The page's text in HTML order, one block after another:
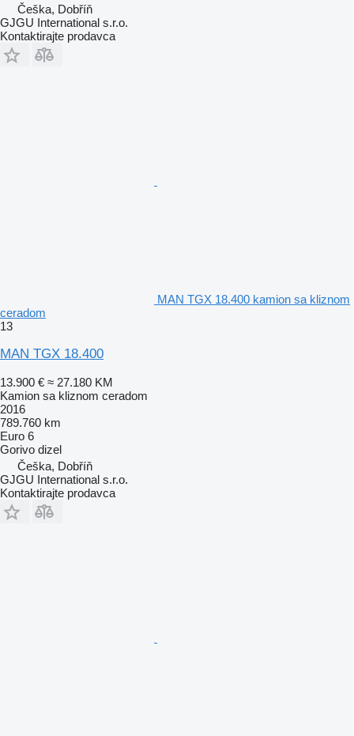
Češka, Dobříň
GJGU International s.r.o.
Kontaktirajte prodavca
MAN TGX 18.400 kamion sa kliznom
ceradom
13
MAN TGX 18.400
13.900 € ≈ 27.180 KM
Kamion sa kliznom ceradom
2016
789.760 km
Euro 6
Gorivo dizel
Češka, Dobříň
GJGU International s.r.o.
Kontaktirajte prodavca